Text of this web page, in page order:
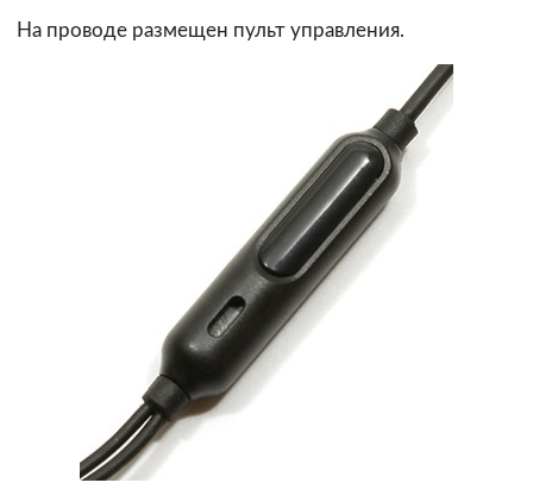
На проводе размещен пульт управления.